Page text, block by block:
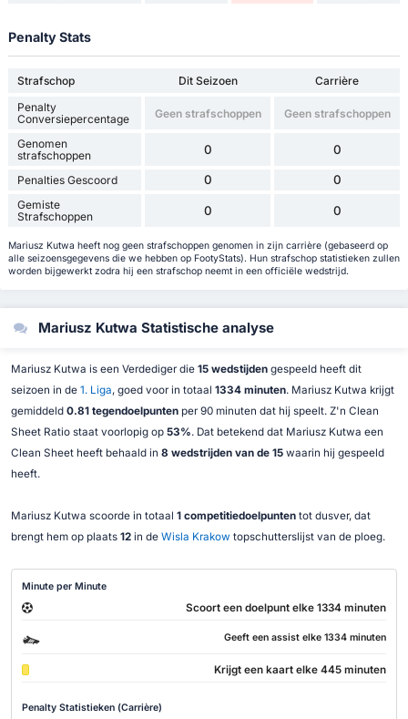
Penalty Stats
Strafschop Dit Seizoen
Carrière
Penalty
Conversiepercentage
Geen strafschoppen Geen strafschoppen
Genomen
strafschoppen
0 0
Penalties Gescoord 0 0
Gemiste
Strafschoppen
0 0
Mariusz Kutwa heeft nog geen strafschoppen genomen in zijn carrière (gebaseerd op
alle seizoensgegevens die we hebben op FootyStats). Hun strafschop statistieken zullen
worden bijgewerkt zodra hij een strafschop neemt in een officiële wedstrijd.
Mariusz Kutwa Statistische analyse
Mariusz Kutwa is een Verdediger die 15 wedstijdengespeeld heeft dit
seizoen in de 1. Liga, goed voor in totaal 1334 minuten. Mariusz Kutwa krijgt
gemiddeld 0.81 tegendoelpuntenper 90 minuten dat hij speelt. Z'n Clean
Sheet Ratio staat voorlopig op 53%. Dat betekend dat Mariusz Kutwa een
Clean Sheet heeft behaald in 8 wedstrijden van de 15waarin hij gespeeld
heeft.
Mariusz Kutwa scoorde in totaal 1 competitiedoelpuntentot dusver, dat
brengt hem op plaats 12in de Wisla Krakow topschutterslijst van de ploeg.
Minute per Minute
Scoort een doelpunt elke 1334 minuten
Geeft een assist elke 1334 minuten
Krijgt een kaart elke 445 minuten
Penalty Statistieken (Carrière)